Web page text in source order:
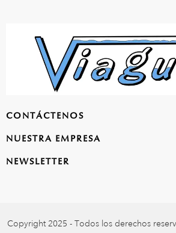
CONTÁCTENOS
NUESTRA EMPRESA
NEWSLETTER
Copyright 2025 - Todos los derechos